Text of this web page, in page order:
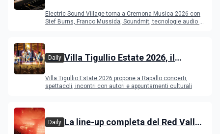
Young Band Contest, il programma
Electric Sound Village torna a Cremona Musica 2026 con
Stef Burns, Franco Mussida, Soundmit, tecnologie audio e
Daily Villa Tigullio Estate 2026, il
Villa Tigullio Estate 2026 propone a Rapallo concerti,
spettacoli, incontri con autori e appuntamenti culturali
Daily La line-up completa del Red Valley